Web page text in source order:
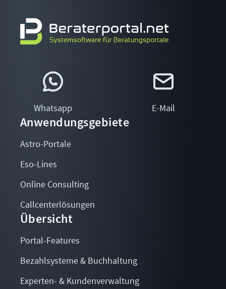
Whatsapp E-Mail
Anwendungsgebiete
Astro-Portale
Eso-Lines
Online Consulting
Callcenterlösungen
Übersicht
Portal-Features
Bezahlsysteme & Buchhaltung
Experten- & Kundenverwaltung